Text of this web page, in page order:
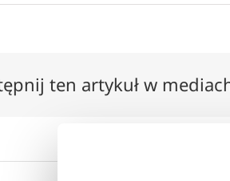
ten artykuł w